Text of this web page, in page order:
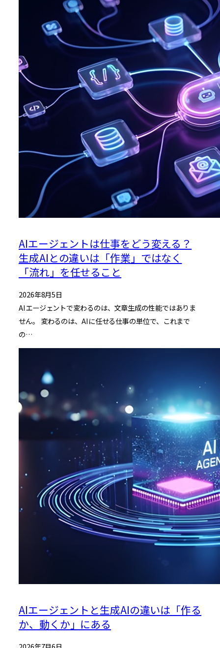
AIエージェントは仕事をどう変える？
生成AIとの違いは「作業」ではなく
「流れ」を任せること
2026年8月5日
AIエージェントで変わるのは、文章生成の性能ではありま
せん。 変わるのは、AIに任せる仕事の単位で、これまで
の…
AIエージェントと生成AIの違いは「作る
か、動くか」にある